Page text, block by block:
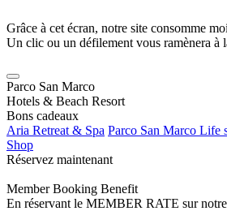
Grâce à cet écran, notre site consomme
Un clic ou un défilement vous ramènera à
Parco San Marco
Hotels & Beach Resort
Bons cadeaux
Aria Retreat & Spa Parco San Marco Life
Shop
Réservez maintenant
Member Booking Benefit
En réservant le MEMBER RATE sur notre